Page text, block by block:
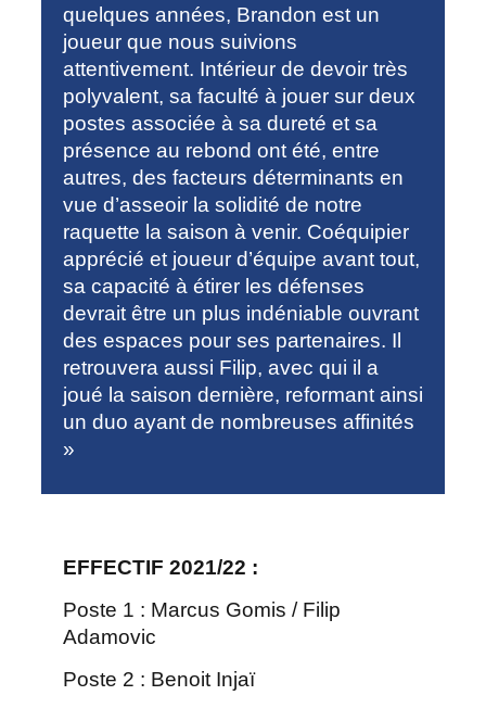
quelques années, Brandon est un
joueur que nous suivions
attentivement. Intérieur de devoir très
polyvalent, sa faculté à jouer sur deux
postes associée à sa dureté et sa
présence au rebond ont été, entre
autres, des facteurs déterminants en
vue d’asseoir la solidité de notre
raquette la saison à venir. Coéquipier
apprécié et joueur d’équipe avant tout,
sa capacité à étirer les défenses
devrait être un plus indéniable ouvrant
des espaces pour ses partenaires. Il
retrouvera aussi Filip, avec qui il a
joué la saison dernière, reformant ainsi
un duo ayant de nombreuses affinités
»
EFFECTIF 2021/22 :
Poste 1 : Marcus Gomis / Filip
Adamovic
Poste 2 : Benoit Injaï